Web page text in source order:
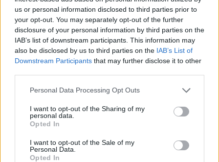
us or personal information disclosed to third parties prior to
your opt-out. You may separately opt-out of the further
disclosure of your personal information by third parties on the
IAB’s list of downstream participants. This information may
also be disclosed by us to third parties on the IAB’s List of
Downstream Participants that may further disclose it to other
Personal Data Processing Opt Outs
I want to opt-out of the Sharing of my
personal data.
Opted In
I want to opt-out of the Sale of my
Personal Data.
Opted In
ALTRE NOTIZIE DI RANCO